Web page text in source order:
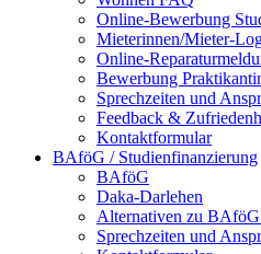
Online-Bewerbung
Mieterinnen/Mieter-
Online-
Bewerbung
Sprechzeiten und
Feedback &
Kontaktformular
BAföG / Studienfinanzierung
BAföG
Daka-Darlehen
Alternativen zu
Sprechzeiten und